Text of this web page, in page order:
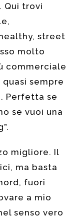
. Qui trovi
street
molto
commerciale
quasi sempre
Perfetta se
se vuoi una
migliore. Il
ma basta
fuori
a mio
senso vero